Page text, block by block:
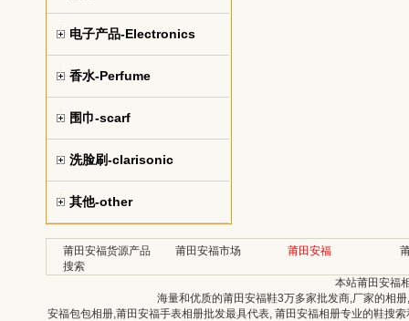
电子产品-Electronics
香水-Perfume
围巾-scarf
洗脸刷-clarisonic
其他-other
莆田安福货源产品
搜索
莆田安福市场 莆田安福
本站莆田安福
海量和优质的莆田安福鞋3万多家批发商,厂家的相
安福包包相册,莆田安福手表相册批发最具代表, 莆田安福相册专业的鞋搜